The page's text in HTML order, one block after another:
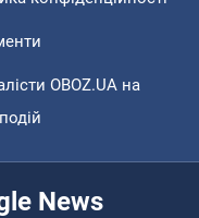
OBOZ.UA на
News